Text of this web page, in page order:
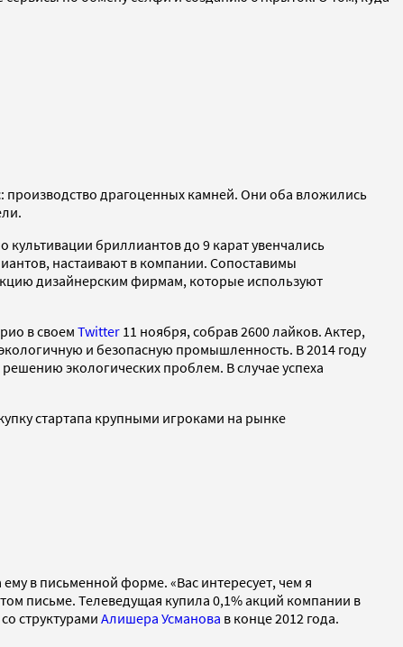
производство драгоценных камней. Они оба вложились
культивации бриллиантов до 9 карат увенчались
настаивают в компании. Сопоставимы
дизайнерским фирмам, которые используют
в своем Twitter 11 ноября, собрав 2600 лайков. Актер,
и безопасную промышленность. В 2014 году
экологических проблем. В случае успеха
стартапа крупными игроками на рынке
в письменной форме. «Вас интересует, чем я
письме. Телеведущая купила 0,1% акций компании в
структурами Алишера Усманова в конце 2012 года.